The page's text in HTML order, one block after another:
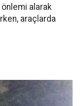
alarak
araçlarda